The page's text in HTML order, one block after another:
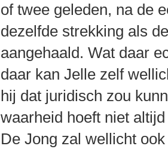
of twee geleden, na de
dezelfde strekking als
aangehaald. Wat daar
daar kan Jelle zelf
hij dat juridisch zou
waarheid hoeft niet
De Jong zal wellicht